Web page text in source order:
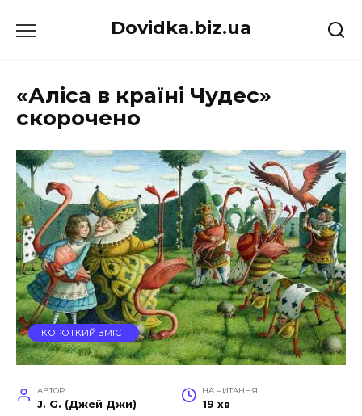
до
Dovidka.biz.ua
«Аліса в країні Чудес»
скорочено
КОРОТКИЙ ЗМІСТ
АВТОР
J. G. (Джей Джи)
НА ЧИТАННЯ
19 хв